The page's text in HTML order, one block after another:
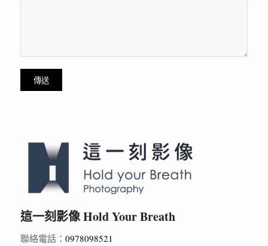
這一刻影像 Hold Your Breath
聯絡電話： 0978098521